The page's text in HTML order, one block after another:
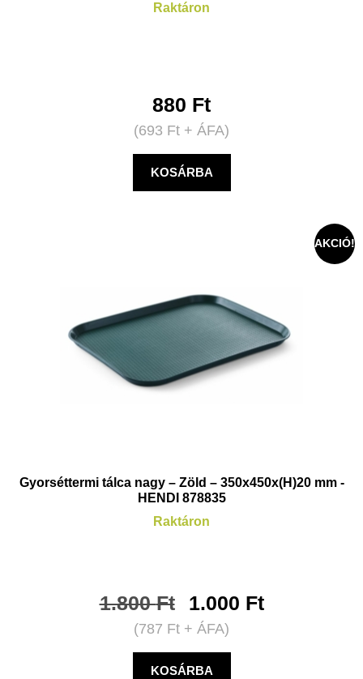
Raktáron
880 Ft
(693 Ft + ÁFA)
KOSÁRBA
AKCIÓ!
Gyorséttermi tálca nagy – Zöld – 350x450x(H)20 mm -
HENDI 878835
Raktáron
1.800Ft 1.000 Ft
(787 Ft + ÁFA)
KOSÁRBA